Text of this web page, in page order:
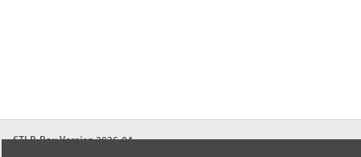
STLB-Bau Version 2026-04